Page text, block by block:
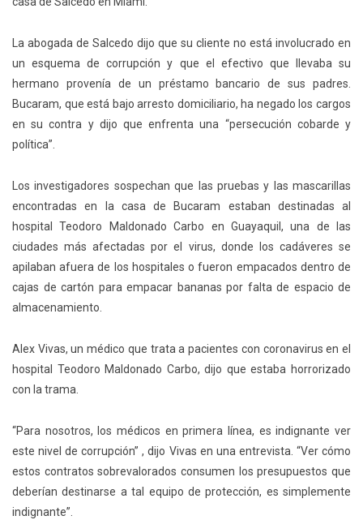
La abogada de Salcedo dijo que su cliente no está involucrado en
un esquema de corrupción y que el efectivo que llevaba su
hermano provenía de un préstamo bancario de sus padres.
Bucaram, que está bajo arresto domiciliario, ha negado los cargos
en su contra y dijo que enfrenta una “persecución cobarde y
política”.
Los investigadores sospechan que las pruebas y las mascarillas
encontradas en la casa de Bucaram estaban destinadas al
hospital Teodoro Maldonado Carbo en Guayaquil, una de las
ciudades más afectadas por el virus, donde los cadáveres se
apilaban afuera de los hospitales o fueron empacados dentro de
cajas de cartón para empacar bananas por falta de espacio de
almacenamiento.
Alex Vivas, un médico que trata a pacientes con coronavirus en el
hospital Teodoro Maldonado Carbo, dijo que estaba horrorizado
con la trama.
“Para nosotros, los médicos en primera línea, es indignante ver
este nivel de corrupción” , dijo Vivas en una entrevista. “Ver cómo
estos contratos sobrevalorados consumen los presupuestos que
deberían destinarse a tal equipo de protección, es simplemente
indignante”.